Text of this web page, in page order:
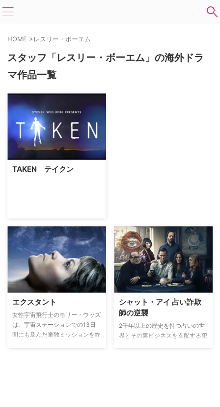
HOME >レスリー・ボーエム
スタッフ「レスリー・ボーエム」の海外ドラ
マ作品一覧
TAKEN テイクン
エクスタント
女性宇宙飛行士のモリー・ウッズ
は、宇宙ステーションでの13日
間にも及んだ単独ミッションを終
シャット・アイ 占い詐欺
師の逆襲
2千年以上の歴史を持つ占いの世
界とその裏ビジネスを支配する犯